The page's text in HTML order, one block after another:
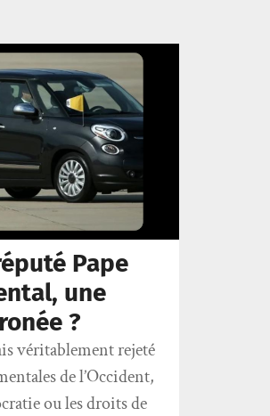
Pape
une
?
véritablement rejeté
de l’Occident,
ou les droits de